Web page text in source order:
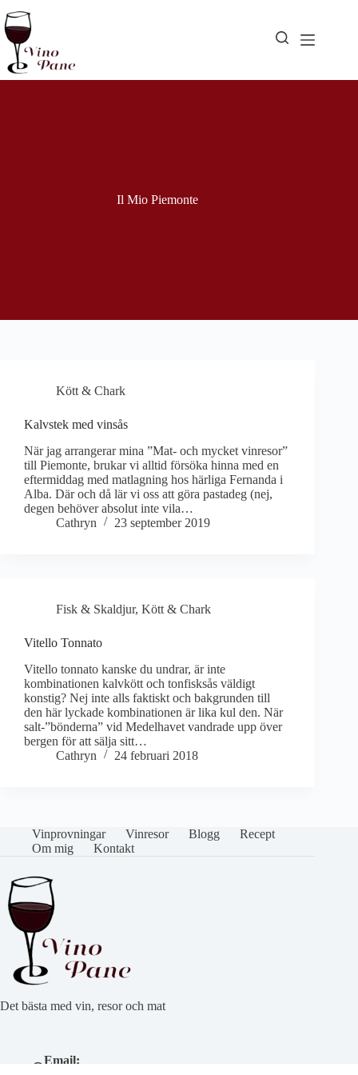
till
innehåll
Il Mio Piemonte
Kött & Chark
Kalvstek med vinsås
När jag arrangerar mina ”Mat- och mycket vinresor”
till Piemonte, brukar vi alltid försöka hinna med en
eftermiddag med matlagning hos härliga Fernanda i
Alba. Där och då lär vi oss att göra pastadeg (nej,
degen behöver absolut inte vila…
Cathryn
23 september 2019
Fisk & Skaldjur, Kött & Chark
Vitello Tonnato
Vitello tonnato kanske du undrar, är inte
kombinationen kalvkött och tonfisksås väldigt
konstig? Nej inte alls faktiskt och bakgrunden till
den här lyckade kombinationen är lika kul den. När
salt-”bönderna” vid Medelhavet vandrade upp över
bergen för att sälja sitt…
Cathryn
24 februari 2018
Vinprovningar Vinresor Blogg
Recept
Om mig
Kontakt
Det bästa med vin, resor och mat
Email: